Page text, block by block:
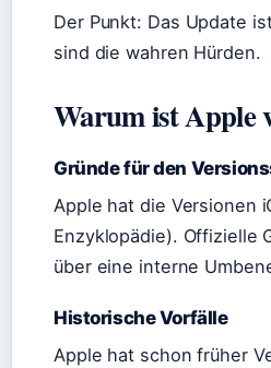
Der Punkt: Das Update
sind die wahren Hürden.
Warum ist Apple
Gründe für den
Apple hat die Versionen
Enzyklopädie). Offizielle
über eine interne
Historische Vorfälle
Apple hat schon früher